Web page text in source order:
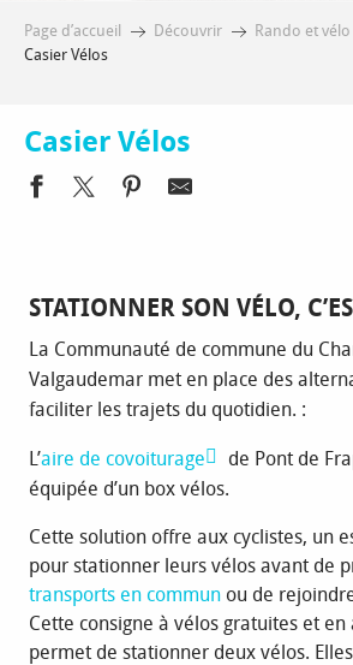
Page d’accueil Découvrir Rando et vélo
Casier Vélos
Casier Vélos
STATIONNER SON VÉLO,
La Communauté de commune du
Valgaudemar met en place des
faciliter les trajets du quotidien. :
L’aire de covoiturage
de Pont de
équipée d’un box vélos.
Cette solution offre aux cyclistes, un
pour stationner leurs vélos avant de
transports en commun ou de
Cette consigne à vélos gratuites et en
permet de stationner deux vélos.